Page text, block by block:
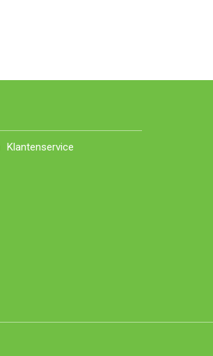
Klantenservice